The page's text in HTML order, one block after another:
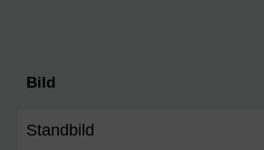
Bild
Standbild